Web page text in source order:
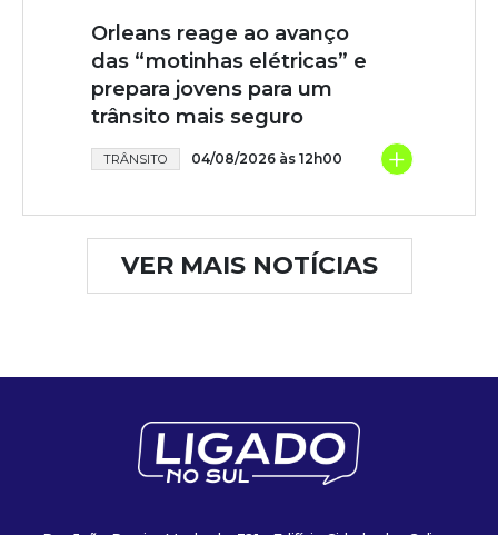
Orleans reage ao avanço
das “motinhas elétricas” e
prepara jovens para um
trânsito mais seguro
TRÂNSITO 04/08/2026 às 12h00 +
VER MAIS NOTÍCIAS